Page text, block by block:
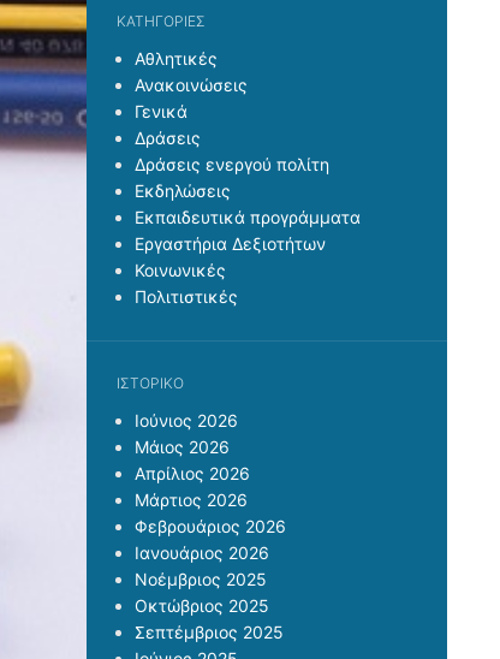
KΑΤΗΓΟΡΊΕΣ
Αθλητικές
Ανακοινώσεις
Γενικά
Δράσεις
Δράσεις ενεργού πολίτη
Εκδηλώσεις
Εκπαιδευτικά προγράμματα
Εργαστήρια Δεξιοτήτων
Κοινωνικές
Πολιτιστικές
ΙΣΤΟΡΙΚΌ
Ιούνιος 2026
Μάιος 2026
Απρίλιος 2026
Μάρτιος 2026
Φεβρουάριος 2026
Ιανουάριος 2026
Νοέμβριος 2025
Οκτώβριος 2025
Σεπτέμβριος 2025